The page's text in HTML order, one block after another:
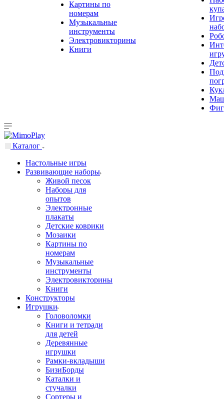
Картины по
номерам
Музыкальные
инструменты
Электровикторины
Книги
Каталог
Настольные игры
Развивающие наборы
Живой песок
Наборы для
опытов
Электронные
плакаты
Детские коврики
Мозаики
Картины по
номерам
Музыкальные
инструменты
Электровикторины
Книги
Конструкторы
Игрушки
Головоломки
Книги и тетради
для детей
Деревянные
игрушки
Рамки-вкладыши
БизиБорды
Каталки и
стучалки
Сортеры и